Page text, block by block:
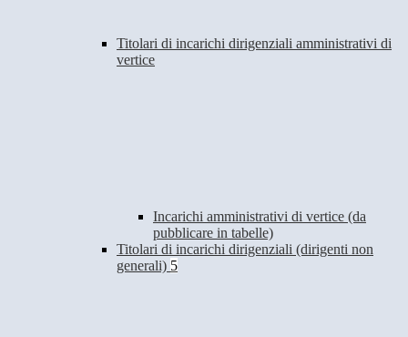
Titolari di incarichi dirigenziali amministrativi di
vertice
Incarichi amministrativi di vertice (da
pubblicare in tabelle)
Titolari di incarichi dirigenziali (dirigenti non
generali) 5